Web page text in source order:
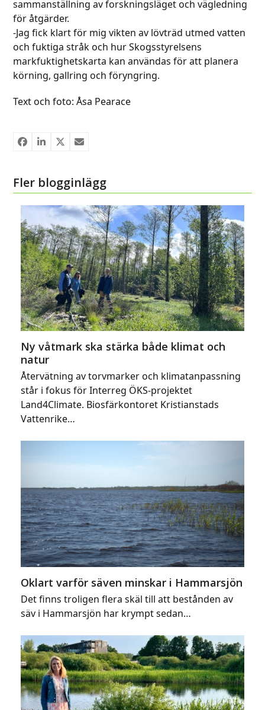
sammanställning av forskningsläget och vägledning
för åtgärder.
-Jag fick klart för mig vikten av lövträd utmed vatten
och fuktiga stråk och hur Skogsstyrelsens
markfuktighetskarta kan användas för att planera
körning, gallring och föryngring.
Text och foto: Åsa Pearace
Fler blogginlägg
Ny våtmark ska stärka både klimat och
natur
Återvätning av torvmarker och klimatanpassning
står i fokus för Interreg ÖKS-projektet
Land4Climate. Biosfärkontoret Kristianstads
Vattenrike…
Oklart varför säven minskar i Hammarsjön
Det finns troligen flera skäl till att bestånden av
säv i Hammarsjön har krympt sedan…